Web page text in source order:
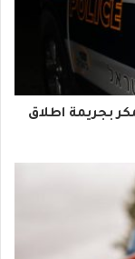
بجريمة اطلاق